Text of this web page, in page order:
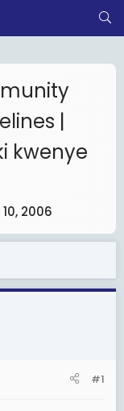
|
kwenye
10, 2006
#1